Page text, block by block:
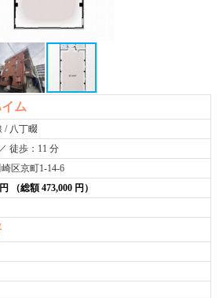
ム
/ 八丁畷
徒歩：11 分
区京町1-14-6
（総額 473,000 円）